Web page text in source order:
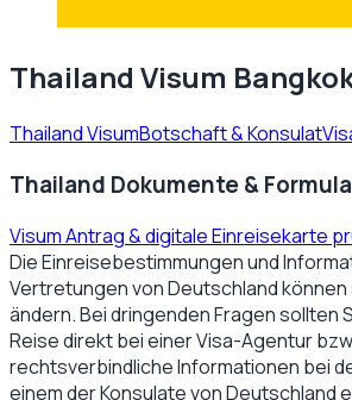
Thailand Visum
Thailand VisumBotschaft & Konsulat
Thailand Dokumente &
Visum Antrag & digitale Einreisekarte
Die Einreisebestimmungen und
Vertretungen vonDeutschland
ändern. Bei dringenden Fragen sollten
Reise direkt bei einer Visa-Agentur
rechtsverbindliche Informationen bei
einem der Konsulate vonDeutschland